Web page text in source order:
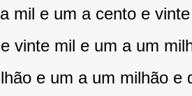
mil e um a cento e
vinte mil e um a um
e um a um milhão e